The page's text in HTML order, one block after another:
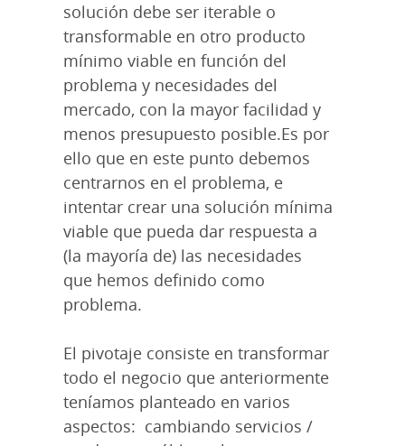
solución debe ser iterable o
transformable en otro producto
mínimo viable en función del
problema y necesidades del
mercado, con la mayor facilidad y
menos presupuesto posible.Es por
ello que en este punto debemos
centrarnos en el problema, e
intentar crear una solución mínima
viable que pueda dar respuesta a
(la mayoría de) las necesidades
que hemos definido como
problema.
El pivotaje consiste en transformar
todo el negocio que anteriormente
teníamos planteado en varios
aspectos: cambiando servicios /